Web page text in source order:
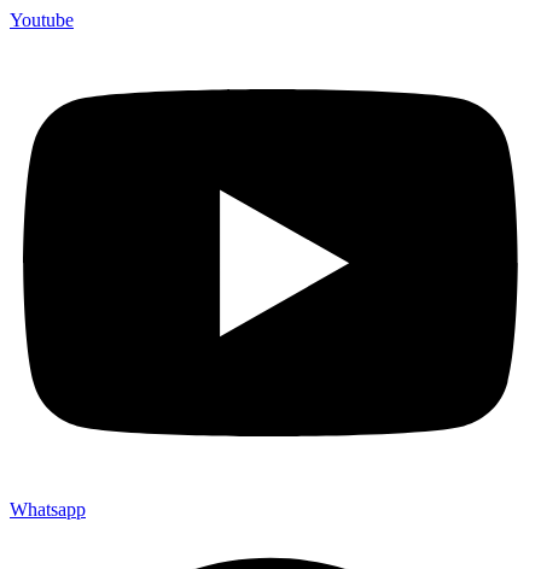
Youtube
Whatsapp